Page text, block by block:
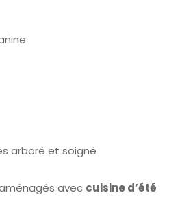
arboré et soigné
avec cuisine d’été